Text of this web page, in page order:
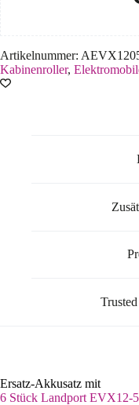
Artikelnummer:
Kabinenroller,
Ersatz-Akkusatz mit
6 Stück Landport EVX12-